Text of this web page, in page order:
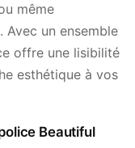
même
Avec un ensemble
offre une lisibilité
esthétique à vos
Beautiful